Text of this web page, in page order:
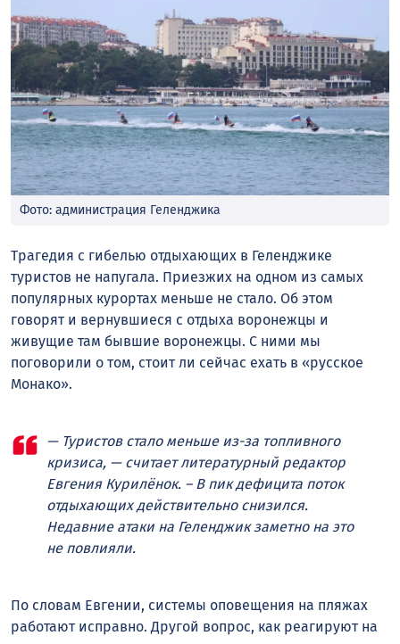
Фото: администрация Геленджика
Трагедия с гибелью отдыхающих в Геленджике
туристов не напугала. Приезжих на одном из самых
популярных курортах меньше не стало. Об этом
говорят и вернувшиеся с отдыха воронежцы и
живущие там бывшие воронежцы. С ними мы
поговорили о том, стоит ли сейчас ехать в «русское
Монако».
— Туристов стало меньше из-за топливного
кризиса, — считает литературный редактор
Евгения Курилёнок. – В пик дефицита поток
отдыхающих действительно снизился.
Недавние атаки на Геленджик заметно на это
не повлияли.
По словам Евгении, системы оповещения на пляжах
работают исправно. Другой вопрос, как реагируют на